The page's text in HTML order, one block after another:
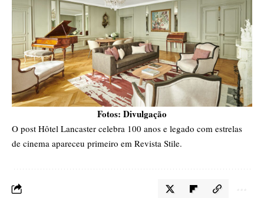
Fotos: Divulgação
O post Hôtel Lancaster celebra 100 anos e legado com estrelas
de cinema apareceu primeiro em Revista Stile.